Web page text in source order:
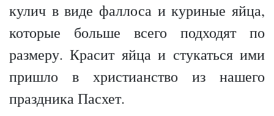
кулич в виде фаллоса и куриные яйца,
которые больше всего подходят по
размеру. Красит яйца и стукаться ими
пришло в христианство из нашего
праздника Пасхет.